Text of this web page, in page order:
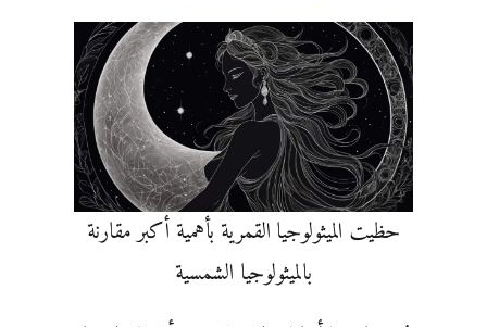
حظيت الميثولوجيا القمرية بأهمية أكبر مقارنة
بالميثولوجيا الشمسية